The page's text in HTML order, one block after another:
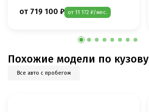
от 719 100 ₽ от 11 172 ₽/мес.
Похожие модели по кузову
Все авто с пробегом